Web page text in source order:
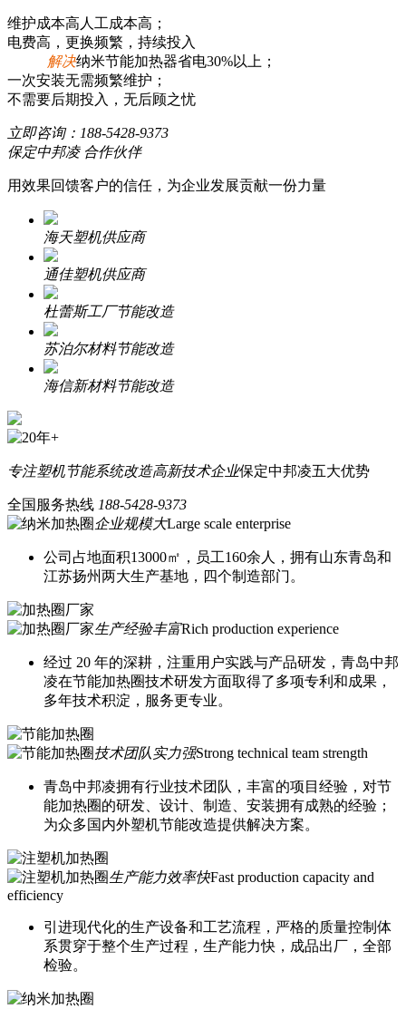
维护成本高人工成本高；
电费高，更换频繁，持续投入
解决纳米节能加热器省电30%以上；
一次安装无需频繁维护；
不需要后期投入，无后顾之忧
立即咨询： 188-5428-9373
保定中邦凌 合作伙伴
用效果回馈客户的信任，为企业发展贡献一份力量
海天塑机供应商
通佳塑机供应商
杜蕾斯工厂节能改造
苏泊尔材料节能改造
海信新材料节能改造
专注塑机节能系统改造高新技术企业保定中邦凌五大优势
全国服务热线 188-5428-9373
企业规模大Large scale enterprise
公司占地面积13000㎡，员工160余人，拥有山东青岛和
江苏扬州两大生产基地，四个制造部门。
生产经验丰富Rich production experience
经过 20 年的深耕，注重用户实践与产品研发，青岛中邦
凌在节能加热圈技术研发方面取得了多项专利和成果，
多年技术积淀，服务更专业。
技术团队实力强Strong technical team strength
青岛中邦凌拥有行业技术团队，丰富的项目经验，对节
能加热圈的研发、设计、制造、安装拥有成熟的经验；
为众多国内外塑机节能改造提供解决方案。
生产能力效率快Fast production capacity and
efficiency
引进现代化的生产设备和工艺流程，严格的质量控制体
系贯穿于整个生产过程，生产能力快，成品出厂，全部
检验。